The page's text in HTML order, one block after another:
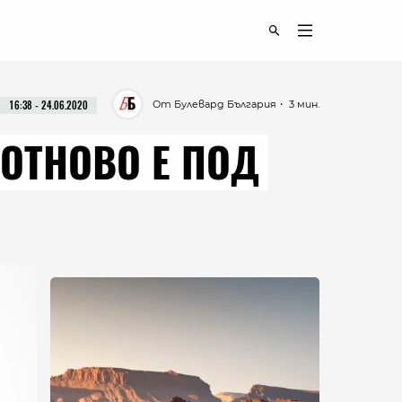
・ 3 мин.
От Булевард България
16:38 - 24.06.2020
Е ПОД